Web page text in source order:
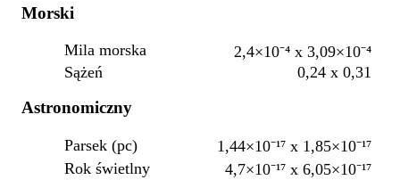
Morski
Mila morska
2,4×10⁻⁴ x 3,09×10⁻⁴
Sążeń
0,24 x 0,31
Astronomiczny
Parsek (pc)
1,44×10⁻¹⁷ x 1,85×10⁻¹⁷
Rok świetlny
4,7×10⁻¹⁷ x 6,05×10⁻¹⁷